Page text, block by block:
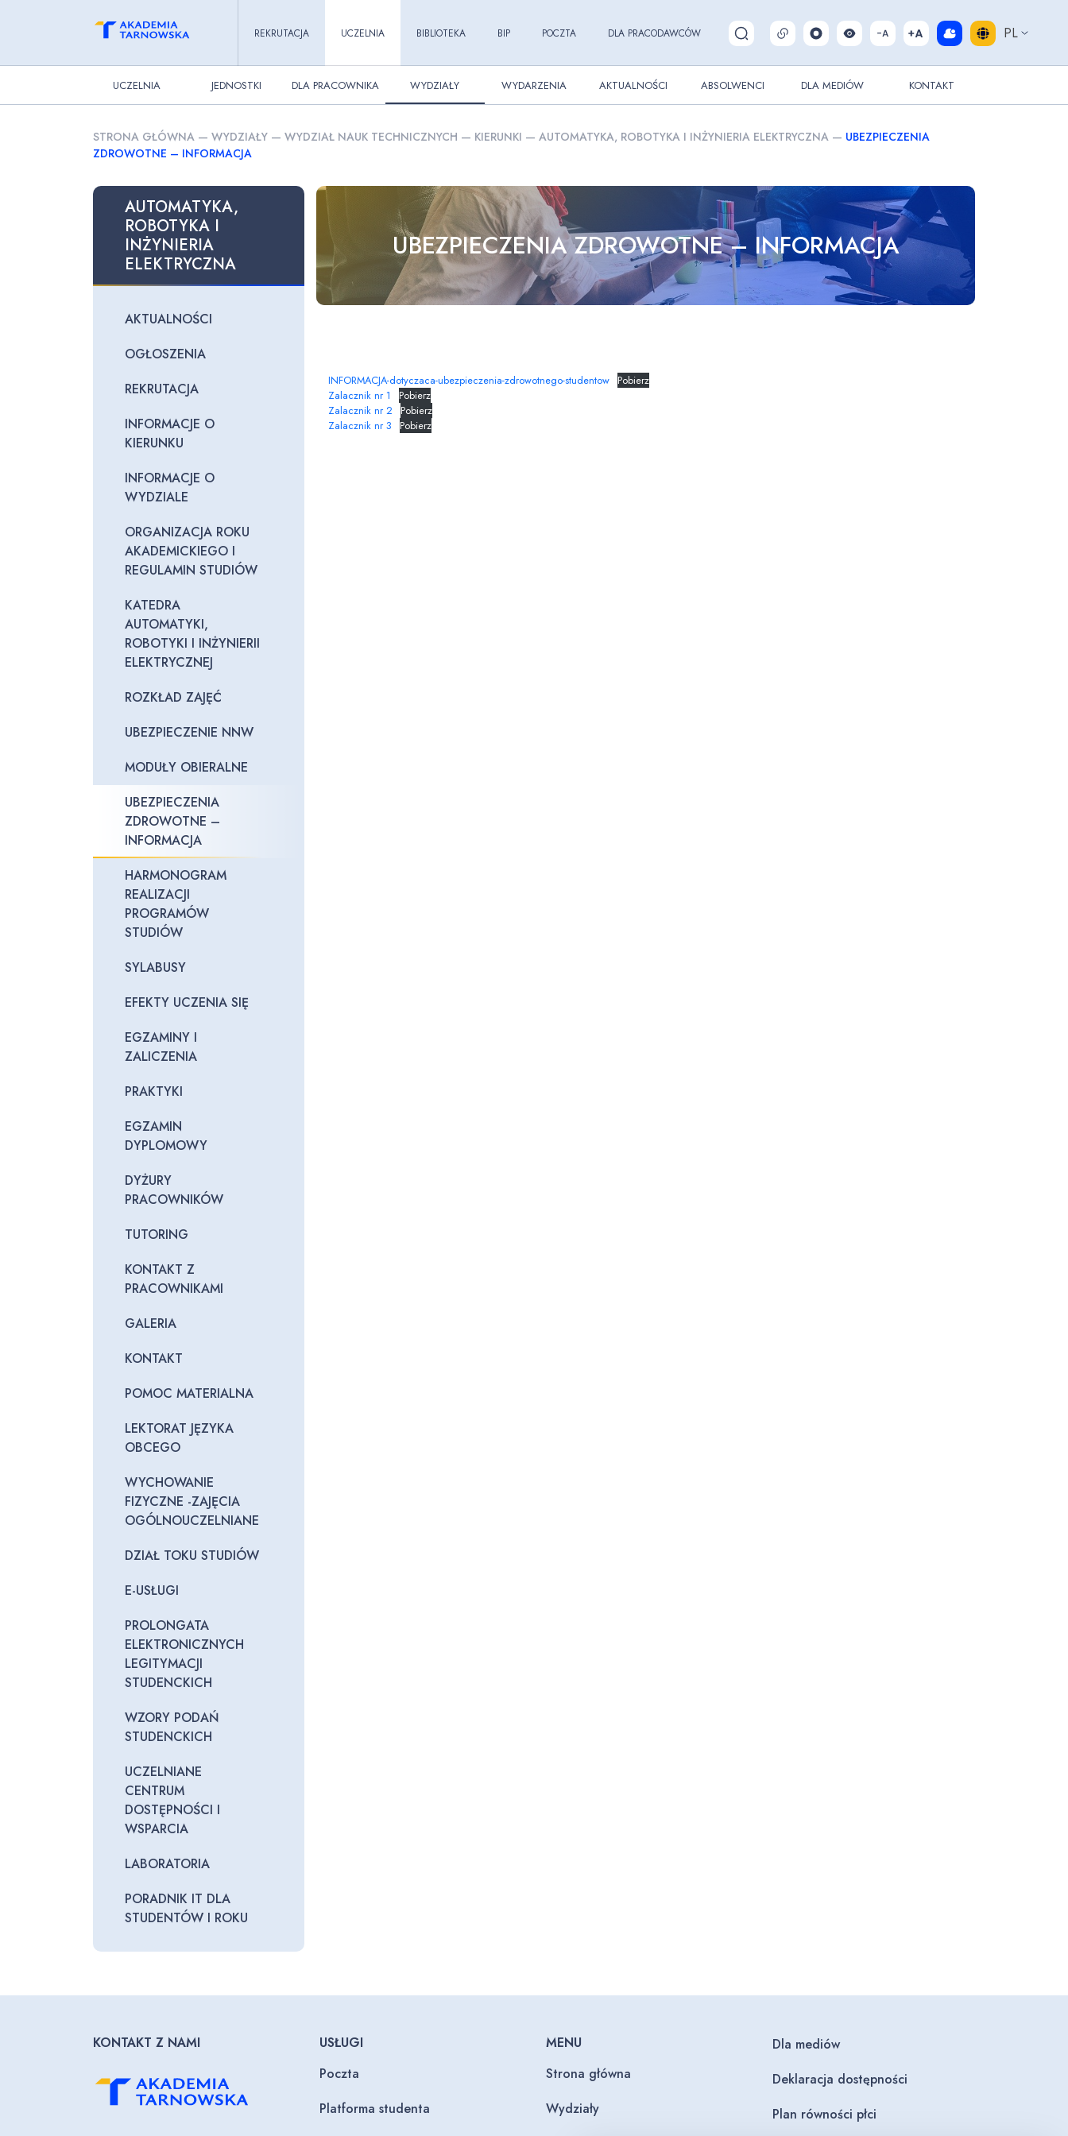
REKRUTACJA UCZELNIA BIBLIOTEKA BIP POCZTA DLA PRACODAWCÓW Pokaż/ukryj wyszukiwarkę PL
UCZELNIA JEDNOSTKI DLA PRACOWNIKA WYDZIAŁY WYDARZENIA AKTUALNOŚCI ABSOLWENCI DLA MEDIÓW KONTAKT
STRONA GŁÓWNA — WYDZIAŁY — WYDZIAŁ NAUK TECHNICZNYCH — KIERUNKI — AUTOMATYKA, ROBOTYKA I INŻYNIERIA ELEKTRYCZNA — UBEZPIECZENIA
ZDROWOTNE – INFORMACJA
AUTOMATYKA,
ROBOTYKA I
INŻYNIERIA
ELEKTRYCZNA
AKTUALNOŚCI
OGŁOSZENIA
REKRUTACJA
INFORMACJE O
KIERUNKU
INFORMACJE O
WYDZIALE
ORGANIZACJA ROKU
AKADEMICKIEGO I
REGULAMIN STUDIÓW
KATEDRA
AUTOMATYKI,
ROBOTYKI I INŻYNIERII
ELEKTRYCZNEJ
ROZKŁAD ZAJĘĆ
UBEZPIECZENIE NNW
MODUŁY OBIERALNE
UBEZPIECZENIA
ZDROWOTNE –
INFORMACJA
HARMONOGRAM
REALIZACJI
PROGRAMÓW
STUDIÓW
SYLABUSY
EFEKTY UCZENIA SIĘ
EGZAMINY I
ZALICZENIA
PRAKTYKI
EGZAMIN
DYPLOMOWY
DYŻURY
PRACOWNIKÓW
TUTORING
KONTAKT Z
PRACOWNIKAMI
GALERIA
KONTAKT
POMOC MATERIALNA
LEKTORAT JĘZYKA
OBCEGO
WYCHOWANIE
FIZYCZNE -ZAJĘCIA
OGÓLNOUCZELNIANE
DZIAŁ TOKU STUDIÓW
E-USŁUGI
PROLONGATA
ELEKTRONICZNYCH
LEGITYMACJI
STUDENCKICH
WZORY PODAŃ
STUDENCKICH
UCZELNIANE
CENTRUM
DOSTĘPNOŚCI I
WSPARCIA
LABORATORIA
PORADNIK IT DLA
STUDENTÓW I ROKU
UBEZPIECZENIA ZDROWOTNE – INFORMACJA
INFORMACJA-dotyczaca-ubezpieczenia-zdrowotnego-studentow Pobierz
Zalacznik nr 1
Pobierz
Zalacznik nr 2
Pobierz
Zalacznik nr 3
Pobierz
KONTAKT Z NAMI
USŁUGI
Poczta
Platforma studenta
MENU
Strona główna
Wydziały
Dla mediów
Deklaracja dostępności
Plan równości płci